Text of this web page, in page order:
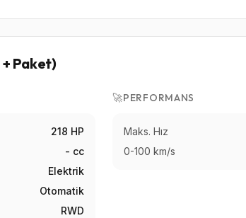
Paket)
218 HP
- cc
Elektrik
Otomatik
RWD
🚀PERFORMANS
Maks. Hız
0-100 km/s